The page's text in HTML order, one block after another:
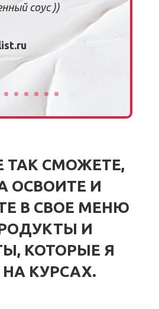
соус ))
ТАК СМОЖЕТЕ,
ОСВОИТЕ И
В СВОЕ МЕНЮ
И
КОТОРЫЕ Я
КУРСАХ.